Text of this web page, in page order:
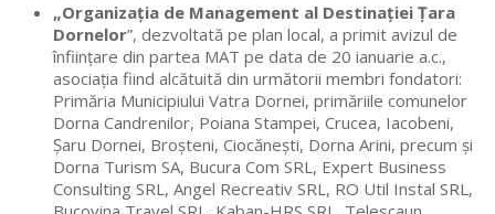
„Organizația de Management al Destinației Țara
Dornelor”, dezvoltată pe plan local, a primit avizul de
înființare din partea MAT pe data de 20 ianuarie a.c.,
asociația fiind alcătuită din următorii membri fondatori:
Primăria Municipiului Vatra Dornei, primăriile comunelor
Dorna Candrenilor, Poiana Stampei, Crucea, Iacobeni,
Șaru Dornei, Broșteni, Ciocănești, Dorna Arini, precum și
Dorna Turism SA, Bucura Com SRL, Expert Business
Consulting SRL, Angel Recreativ SRL, RO Util Instal SRL,